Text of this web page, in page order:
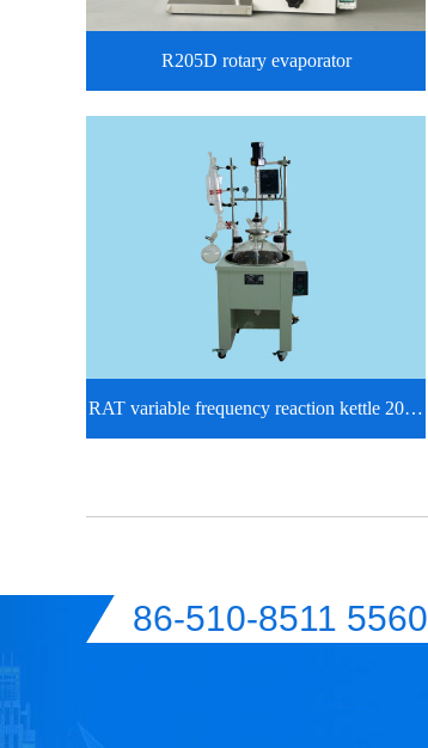
R205D rotary evaporator
RAT variable frequency reaction kettle 20…
86-510-8511 5560